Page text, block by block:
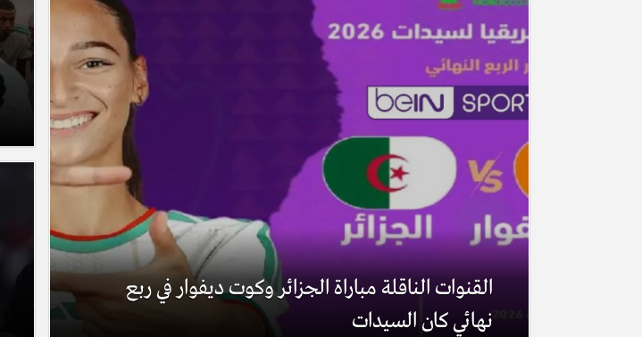
القنوات الناقلة مباراة الجزائر وكوت ديفوار في ربع
نهائي كان السيدات